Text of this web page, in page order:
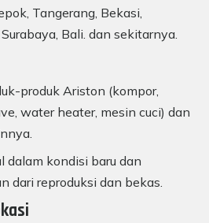
Tangerang, Bekasi,
Bali. dan sekitarnya.
produk Ariston (kompor,
water heater, mesin cuci) dan
dalam kondisi baru dan
dari reproduksi dan bekas.